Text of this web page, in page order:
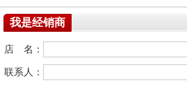
我是经销商
店 名：
联系人：